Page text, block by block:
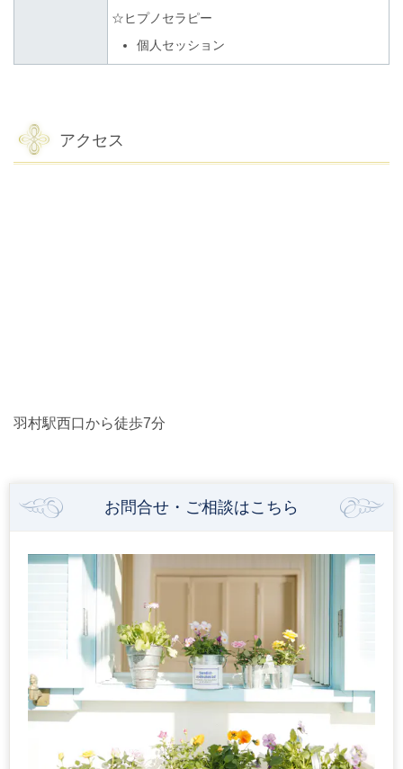
☆ヒプノセラピー
個人セッション
アクセス
羽村駅西口から徒歩7分
お問合せ・ご相談はこちら